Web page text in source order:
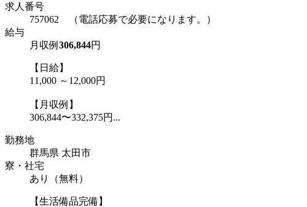
求人番号
757062 （電話応募で必要になります。）
給与
月収例 306,844円
【日給】
11,000 ～12,000円
【月収例】
306,844〜332,375円...
勤務地
群馬県 太田市
寮・社宅
あり（無料）
【生活備品完備】